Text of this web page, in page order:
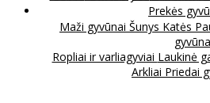
Prekės
Maži gyvūnai Šunys Katės
Ropliai ir varliagyviai Laukinė
Arkliai Priedai